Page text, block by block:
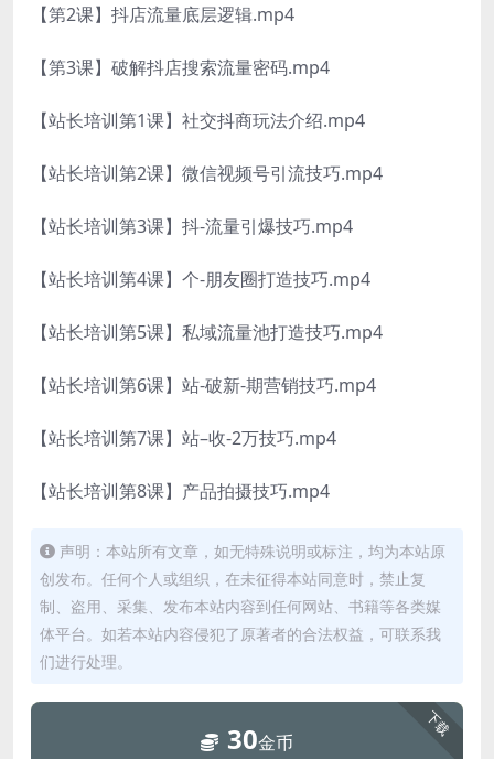
【第2课】抖店流量底层逻辑.mp4
【第3课】破解抖店搜索流量密码.mp4
【站长培训第1课】社交抖商玩法介绍.mp4
【站长培训第2课】微信视频号引流技巧.mp4
【站长培训第3课】抖-流量引爆技巧.mp4
【站长培训第4课】个-朋友圈打造技巧.mp4
【站长培训第5课】私域流量池打造技巧.mp4
【站长培训第6课】站-破新-期营销技巧.mp4
【站长培训第7课】站–收-2万技巧.mp4
【站长培训第8课】产品拍摄技巧.mp4
声明：本站所有文章，如无特殊说明或标注，均为本站原
创发布。任何个人或组织，在未征得本站同意时，禁止复
制、盗用、采集、发布本站内容到任何网站、书籍等各类媒
体平台。如若本站内容侵犯了原著者的合法权益，可联系我
们进行处理。
下载
30金币